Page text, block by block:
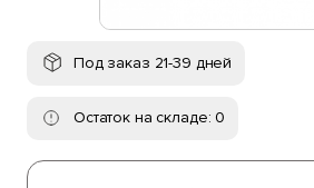
Под заказ 21-39 дней
Остаток на складе: 0